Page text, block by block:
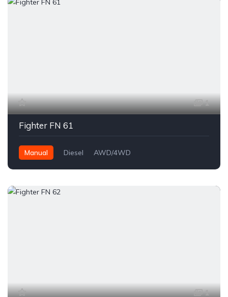
1
Fighter FN 61
Manual Diesel AWD/4WD
1